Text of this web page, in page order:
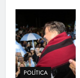
POLÍTICA